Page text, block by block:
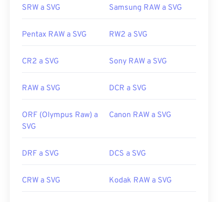
vectoriales, pruebe nuestras herramientasde SVG
vectoriales como SVG a JPG, pruebe nuestras
(W3C)
Enlaces útiles:
https://en.wikipedia.org/wiki/Scalable_Vector_Graphics
SRW a SVG Samsung RAW a SVG
Pentax RAW a SVG RW2 a SVG
CR2 a SVG Sony RAW a SVG
RAW a SVG DCR a SVG
ORF (Olympus Raw) a
SVG
Canon RAW a SVG
DRF a SVG DCS a SVG
CRW a SVG Kodak RAW a SVG